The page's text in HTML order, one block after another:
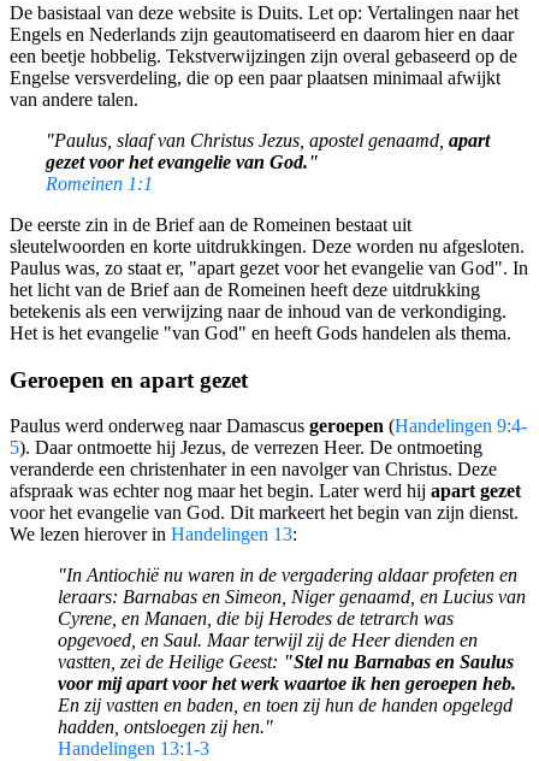
De basistaal van deze website is Duits. Let op: Vertalingen naar het
Engels en Nederlands zijn geautomatiseerd en daarom hier en daar
een beetje hobbelig. Tekstverwijzingen zijn overal gebaseerd op de
Engelse versverdeling, die op een paar plaatsen minimaal afwijkt
van andere talen.
"Paulus, slaaf van Christus Jezus, apostel genaamd, apart
gezet voor het evangelie van God."
Romeinen 1:1
De eerste zin in de Brief aan de Romeinen bestaat uit
sleutelwoorden en korte uitdrukkingen. Deze worden nu afgesloten.
Paulus was, zo staat er, "apart gezet voor het evangelie van God". In
het licht van de Brief aan de Romeinen heeft deze uitdrukking
betekenis als een verwijzing naar de inhoud van de verkondiging.
Het is het evangelie "van God" en heeft Gods handelen als thema.
Geroepen en apart gezet
Paulus werd onderweg naar Damascus geroepen (Handelingen 9:4-
5). Daar ontmoette hij Jezus, de verrezen Heer. De ontmoeting
veranderde een christenhater in een navolger van Christus. Deze
afspraak was echter nog maar het begin. Later werd hij apart gezet
voor het evangelie van God. Dit markeert het begin van zijn dienst.
We lezen hierover in Handelingen 13:
"In Antiochië nu waren in de vergadering aldaar profeten en
leraars: Barnabas en Simeon, Niger genaamd, en Lucius van
Cyrene, en Manaen, die bij Herodes de tetrarch was
opgevoed, en Saul. Maar terwijl zij de Heer dienden en
vastten, zei de Heilige Geest: "Stel nu Barnabas en Saulus
voor mij apart voor het werk waartoe ik hen geroepen heb.
En zij vastten en baden, en toen zij hun de handen opgelegd
hadden, ontsloegen zij hen."
Handelingen 13:1-3